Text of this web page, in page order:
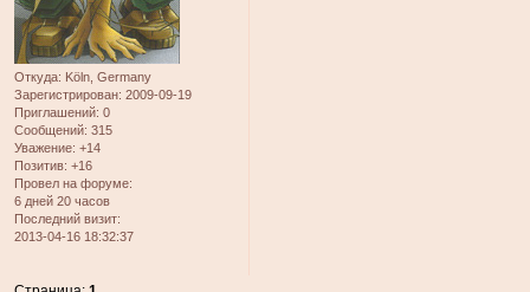
Откуда: Köln, Germany
Зарегистрирован: 2009-09-19
Приглашений: 0
Сообщений: 315
Уважение: +14
Позитив: +16
Провел на форуме:
6 дней 20 часов
Последний визит:
2013-04-16 18:32:37